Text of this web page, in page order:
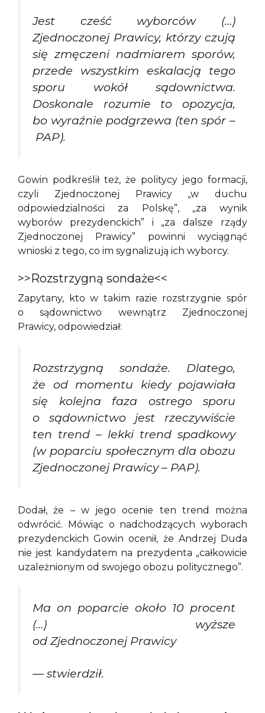
Jest cześć wyborców (…)
Zjednoczonej Prawicy, którzy czują
się zmęczeni nadmiarem sporów,
przede wszystkim eskalacją tego
sporu wokół sądownictwa.
Doskonale rozumie to opozycja,
bo wyraźnie podgrzewa (ten spór –
PAP).
Gowin podkreślił też, że politycy jego formacji,
czyli Zjednoczonej Prawicy „w duchu
odpowiedzialności za Polskę”, „za wynik
wyborów prezydenckich” i „za dalsze rządy
Zjednoczonej Prawicy” powinni wyciągnąć
wnioski z tego, co im sygnalizują ich wyborcy.
>>Rozstrzygną sondaże<<
Zapytany, kto w takim razie rozstrzygnie spór
o sądownictwo wewnątrz Zjednoczonej
Prawicy, odpowiedział:
Rozstrzygną sondaże. Dlatego,
że od momentu kiedy pojawiała
się kolejna faza ostrego sporu
o sądownictwo jest rzeczywiście
ten trend – lekki trend spadkowy
(w poparciu społecznym dla obozu
Zjednoczonej Prawicy – PAP).
Dodał, że – w jego ocenie ten trend można
odwrócić. Mówiąc o nadchodzących wyborach
prezydenckich Gowin ocenił, że Andrzej Duda
nie jest kandydatem na prezydenta „całkowicie
uzależnionym od swojego obozu politycznego”.
Ma on poparcie około 10 procent
(…) wyższe
od Zjednoczonej Prawicy
— stwierdził.